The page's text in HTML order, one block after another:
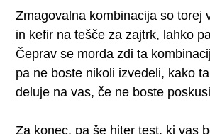
Zmagovalna kombinacija so torej
in kefir na tešče za zajtrk, lahko
Čeprav se morda zdi ta
pa ne boste nikoli izvedeli, kako
deluje na vas, če ne boste
Za konec, pa še hiter test, ki vas